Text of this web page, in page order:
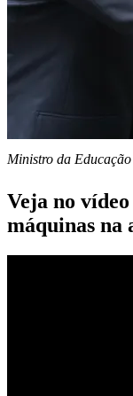
Ministro da
Veja no
máquinas